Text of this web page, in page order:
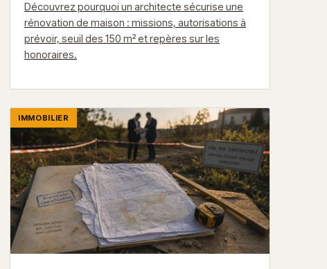
Découvrez pourquoi un architecte sécurise une
rénovation de maison : missions, autorisations à
prévoir, seuil des 150 m² et repères sur les
honoraires.
IMMOBILIER